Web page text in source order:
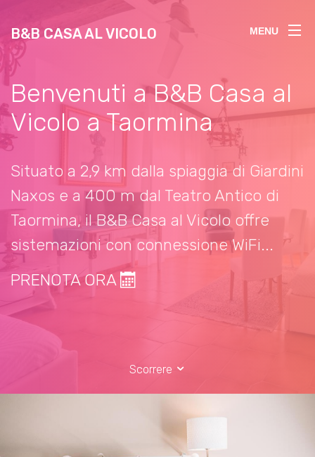
B&B CASA AL VICOLO MENU
Benvenuti a B&B Casa al
Vicolo a Taormina
Situato a 2,9 km dalla spiaggia di Giardini
Naxos e a 400 m dal Teatro Antico di
Taormina, il B&B Casa al Vicolo offre
sistemazioni con connessione WiFi...
PRENOTA ORA
Scorrere